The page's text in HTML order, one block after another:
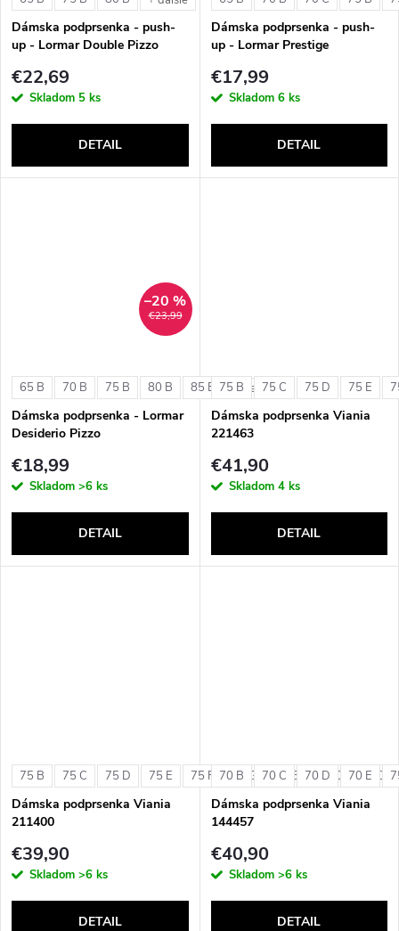
Dámska podprsenka - push-
up - Lormar Double Pizzo
€22,69
Skladom 5 ks
DETAIL
Dámska podprsenka - push-
up - Lormar Prestige
€17,99
Skladom 6 ks
DETAIL
€23,99
–20 %
65 B 70 B 75 B 80 B 85 B + ďalšie
Dámska podprsenka - Lormar
Desiderio Pizzo
€18,99
Skladom >6 ks
DETAIL
75 B 75 C 75 D 75 E
Dámska podprsenka Viania
221463
€41,90
Skladom 4 ks
DETAIL
75 B 75 C 75 D 75 E 75 F 75 G 80 B 80 C 80 D
Dámska podprsenka Viania
211400
€39,90
Skladom >6 ks
DETAIL
70 B 70 C 70 D 70 E
Dámska podprsenka Viania
144457
€40,90
Skladom >6 ks
DETAIL